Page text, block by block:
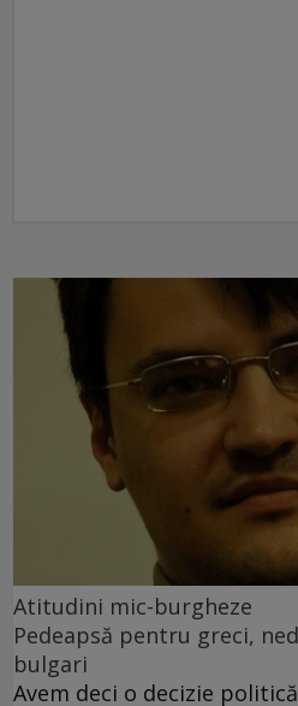
Atitudini mic-burgheze
Pedeapsă pentru greci,
bulgari
Avem deci o decizie